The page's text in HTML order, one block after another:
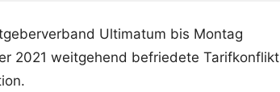
Ultimatum bis Montag
2021 weitgehend befriedete Tarifkonflikt